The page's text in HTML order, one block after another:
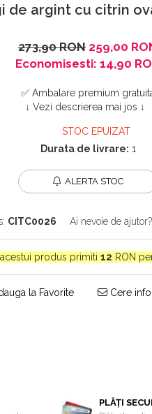
de argint cu citrin
273,90 RON 259,00
Economisesti: 14,90
✅ Ambalare premium
↓ Vezi descrierea mai jos ↓
STOC EPUIZAT
Durata de livrare: 1
ALERTA STOC
CITC0026 Ai nevoie de ajutor?
acestui produs primiti 12 RON
la Favorite Cere
PLĂȚI